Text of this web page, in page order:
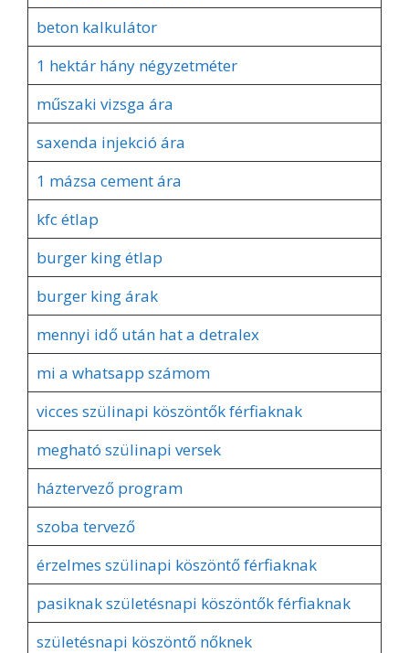
beton kalkulátor
1 hektár hány négyzetméter
műszaki vizsga ára
saxenda injekció ára
1 mázsa cement ára
kfc étlap
burger king étlap
burger king árak
mennyi idő után hat a detralex
mi a whatsapp számom
vicces szülinapi köszöntők férfiaknak
megható szülinapi versek
háztervező program
szoba tervező
érzelmes szülinapi köszöntő férfiaknak
pasiknak születésnapi köszöntők férfiaknak
születésnapi köszöntő nőknek